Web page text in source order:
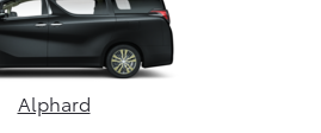
Alphard